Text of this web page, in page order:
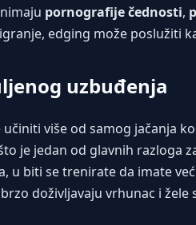
pornografije čednosti,
edging može poslužiti
uzbuđenja
više od samog jačanja
je jedan od glavnih razloga
u biti se trenirate da imate
doživljavaju vrhunac i